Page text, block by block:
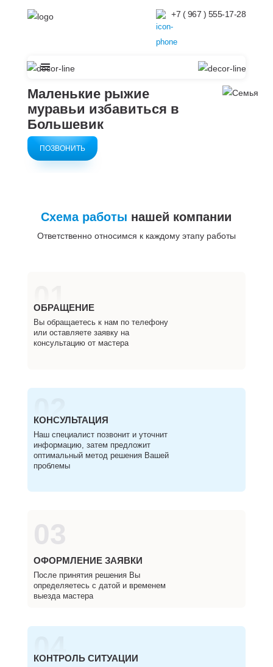
+7 ( 967 ) 555-17-28
Маленькие рыжие
муравьи избавиться в
Большевик
ПОЗВОНИТЬ
Схема работы нашей компании
Ответственно относимся к каждому этапу работы
01
ОБРАЩЕНИЕ
Вы обращаетесь к нам по телефону
или оставляете заявку на
консультацию от мастера
02
КОНСУЛЬТАЦИЯ
Наш специалист позвонит и уточнит
информацию, затем предложит
оптимальный метод решения Вашей
проблемы
ОФОРМЛЕНИЕ ЗАЯВКИ
После принятия решения Вы
определяетесь с датой и временем
выезда мастера
04
КОНТРОЛЬ СИТУАЦИИ